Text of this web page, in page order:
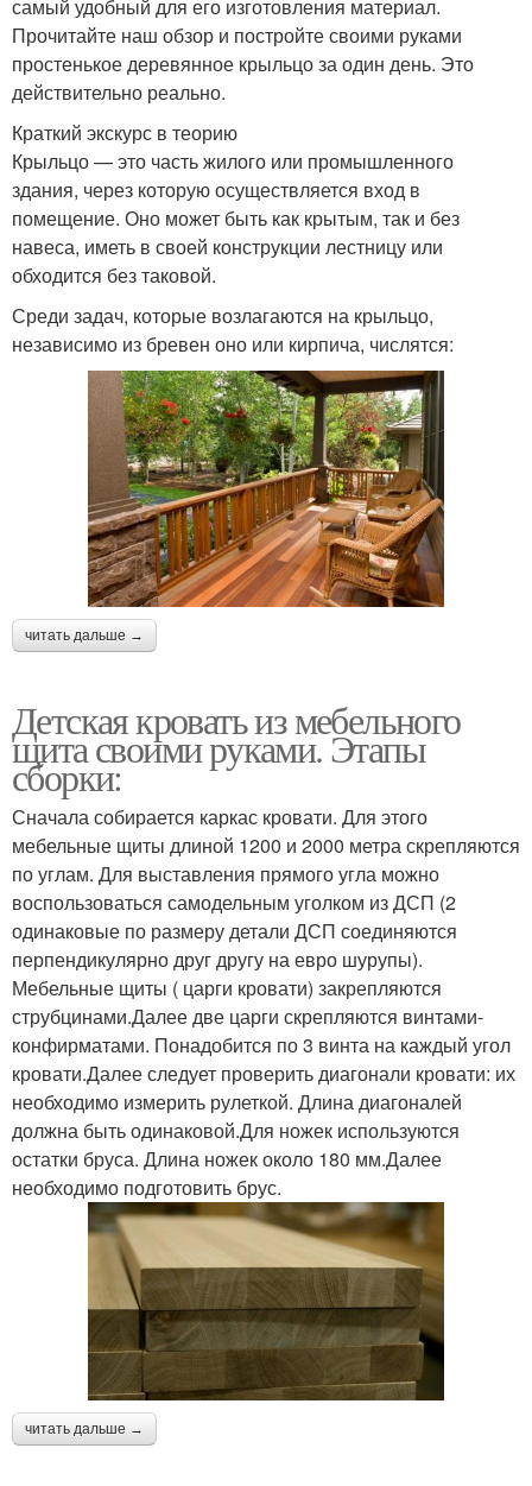
самый удобный для его изготовления материал.
Прочитайте наш обзор и постройте своими руками
простенькое деревянное крыльцо за один день. Это
действительно реально.
Краткий экскурс в теорию
Крыльцо — это часть жилого или промышленного
здания, через которую осуществляется вход в
помещение. Оно может быть как крытым, так и без
навеса, иметь в своей конструкции лестницу или
обходится без таковой.
Среди задач, которые возлагаются на крыльцо,
независимо из бревен оно или кирпича, числятся:
читать дальше →
Детская кровать из мебельного
щита своими руками. Этапы
сборки:
Сначала собирается каркас кровати. Для этого
мебельные щиты длиной 1200 и 2000 метра скрепляются
по углам. Для выставления прямого угла можно
воспользоваться самодельным уголком из ДСП (2
одинаковые по размеру детали ДСП соединяются
перпендикулярно друг другу на евро шурупы).
Мебельные щиты ( царги кровати) закрепляются
струбцинами.Далее две царги скрепляются винтами-
конфирматами. Понадобится по 3 винта на каждый угол
кровати.Далее следует проверить диагонали кровати: их
необходимо измерить рулеткой. Длина диагоналей
должна быть одинаковой.Для ножек используются
остатки бруса. Длина ножек около 180 мм.Далее
необходимо подготовить брус.
читать дальше →